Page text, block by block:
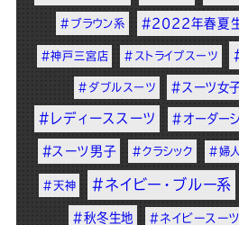
#ブラウン系 #2022年春夏
#神戸三宮店 #ストライプスーツ
#ダブルスーツ #スーツ女
#レディーススーツ #オーダー
#スーツ男子 #クラシック #婦
#天神 #ネイビー・ブルー系
#秋冬生地 #ネイビースーツ